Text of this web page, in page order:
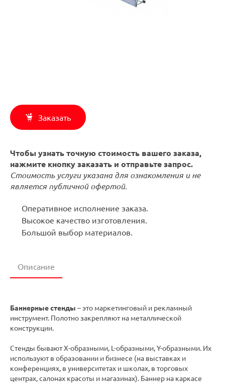
Заказать
Чтобы узнать точную стоимость вашего заказа,
нажмите кнопку заказать и отправьте запрос.
Стоимость услуги указана для ознакомления и не
является публичной офертой.
Оперативное исполнение заказа.
Высокое качество изготовления.
Большой выбор материалов.
Описание
Баннерные стенды – это маркетинговый и рекламный
инструмент. Полотно закрепляют на металлической
конструкции.
Стенды бывают Х-образными, L-образными, Y-образными. Их
используют в образовании и бизнесе (на выставках и
конференциях, в университетах и школах, в торговых
центрах, салонах красоты и магазинах). Баннер на каркасе